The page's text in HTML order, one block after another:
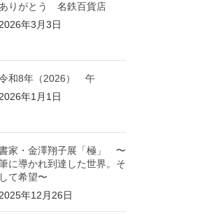
りがとう 名鉄百貨店
2026年3月3日
和8年（2026） 午
2026年1月1日
家・金澤翔子展「極」 〜
に導かれ到達した世界。そ
して希望〜
2025年12月26日